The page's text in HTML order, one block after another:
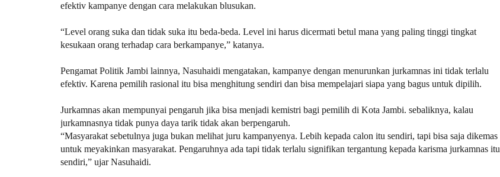
efektiv kampanye dengan cara melakukan blusukan.
“Level orang suka dan tidak suka itu beda-beda. Level ini harus dicermati betul mana yang paling tinggi tingkat
kesukaan orang terhadap cara berkampanye,” katanya.
Pengamat Politik Jambi lainnya, Nasuhaidi mengatakan, kampanye dengan menurunkan jurkamnas ini tidak terlalu
efektiv. Karena pemilih rasional itu bisa menghitung sendiri dan bisa mempelajari siapa yang bagus untuk dipilih.
Jurkamnas akan mempunyai pengaruh jika bisa menjadi kemistri bagi pemilih di Kota Jambi. sebaliknya, kalau
jurkamnasnya tidak punya daya tarik tidak akan berpengaruh.
“Masyarakat sebetulnya juga bukan melihat juru kampanyenya. Lebih kepada calon itu sendiri, tapi bisa saja dikemas
untuk meyakinkan masyarakat. Pengaruhnya ada tapi tidak terlalu signifikan tergantung kepada karisma jurkamnas itu
sendiri,” ujar Nasuhaidi.